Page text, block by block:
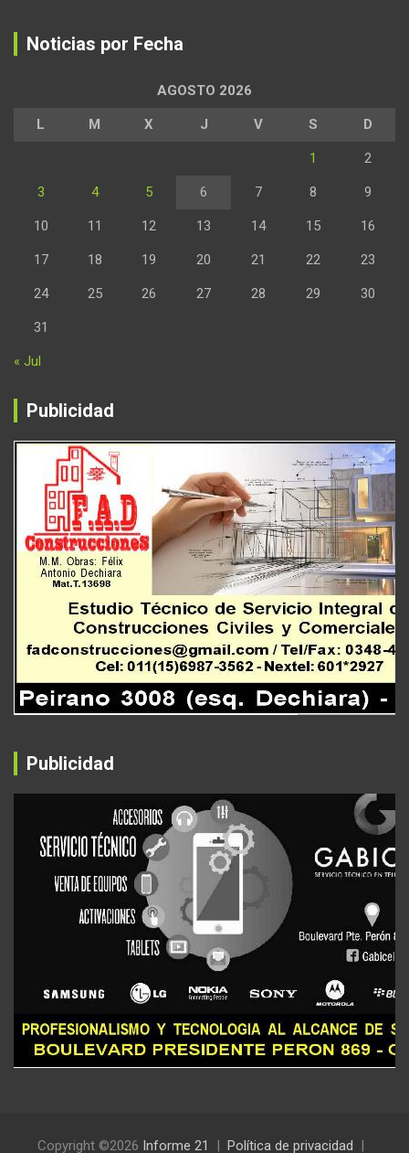
Noticias por Fecha
AGOSTO 2026
L M X J V S D
1 2
3 4 5 6 7 8 9
10 11 12 13 14 15 16
17 18 19 20 21 22 23
24 25 26 27 28 29 30
31
« Jul
Publicidad
Publicidad
Copyright ©2026 Informe 21 Política de privacidad